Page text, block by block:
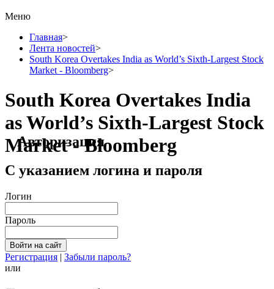
Меню
Главная>
Лента новостей>
South Korea Overtakes India as World’s Sixth-Largest Stock
Market - Bloomberg>
South Korea Overtakes India
as World’s Sixth-Largest Stock
Market - Bloomberg
Авторизация
С указанием логина и пароля
Логин
Пароль
Регистрация | Забыли пароль?
или